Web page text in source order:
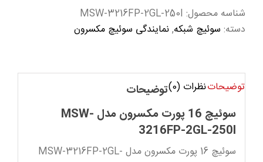
مکسرون
مدل
2GL-
250I
عدد
شناسه محصول: MSW-3216FP-2GL-250I
دسته: سوئیچ شبکه,نمایندگی سوئیچ مکسرون
توضیحاتنظرات (0) توضیحات
سوئیچ 16 پورت مکسرون مدل MSW-
3216FP-2GL-250I
سوئیچ 16 پورت مکسرون مدل MSW-3216FP-2GL-